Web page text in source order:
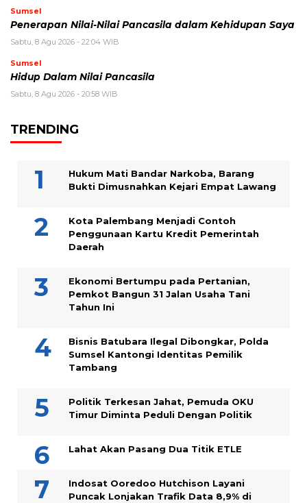
Sumsel
Penerapan Nilai-Nilai Pancasila dalam Kehidupan Saya
Sabtu, 8 Agu 2026 - 22:04 WIB
Sumsel
Hidup Dalam Nilai Pancasila
Sabtu, 8 Agu 2026 - 20:58 WIB
TRENDING
Hukum Mati Bandar Narkoba, Barang
Bukti Dimusnahkan Kejari Empat Lawang
Kota Palembang Menjadi Contoh
Penggunaan Kartu Kredit Pemerintah
Daerah
Ekonomi Bertumpu pada Pertanian,
Pemkot Bangun 31 Jalan Usaha Tani
Tahun Ini
Bisnis Batubara Ilegal Dibongkar, Polda
Sumsel Kantongi Identitas Pemilik
Tambang
Politik Terkesan Jahat, Pemuda OKU
Timur Diminta Peduli Dengan Politik
Lahat Akan Pasang Dua Titik ETLE
Indosat Ooredoo Hutchison Layani
Puncak Lonjakan Trafik Data 8,9% di